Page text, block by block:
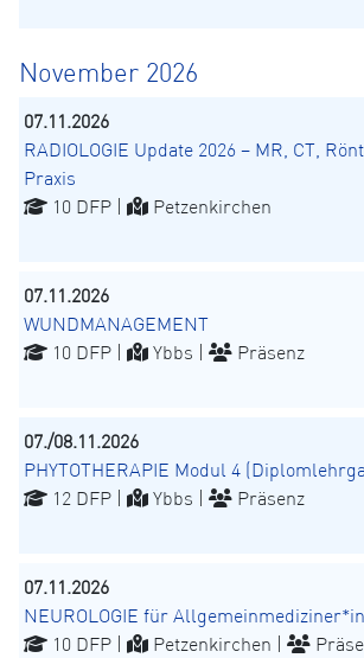
November 2026
07.11.2026
RADIOLOGIE Update 2026 – MR, CT,
Praxis
10 DFP |
Petzenkirchen
07.11.2026
WUNDMANAGEMENT
10 DFP |
Ybbs | Präsenz
07./08.11.2026
PHYTOTHERAPIE Modul 4
12 DFP |
Ybbs | Präsenz
07.11.2026
NEUROLOGIE für
10 DFP |
Petzenkirchen |